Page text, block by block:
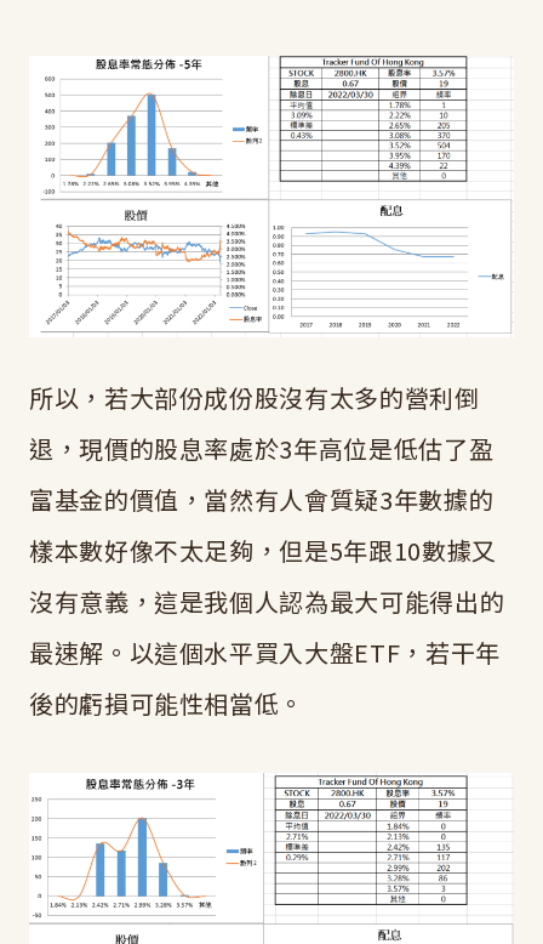
所以，若大部份成份股沒有太多的營利倒
退，現價的股息率處於3年高位是低估了盈
富基金的價值，當然有人會質疑3年數據的
樣本數好像不太足夠，但是5年跟10數據又
沒有意義，這是我個人認為最大可能得出的
最速解。以這個水平買入大盤ETF，若干年
後的虧損可能性相當低。